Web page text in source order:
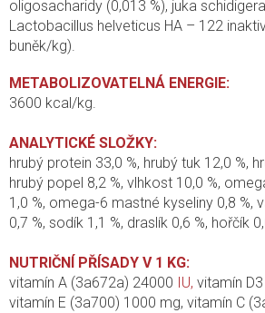
oligosacharidy (0,013 %), juka
Lactobacillus helveticus HA – 122
buněk/kg).
METABOLIZOVATELNÁ ENERGIE:
3600 kcal/kg.
ANALYTICKÉ SLOŽKY:
hrubý protein 33,0 %, hrubý tuk 12,0 %,
hrubý popel 8,2 %, vlhkost 10,0 %,
1,0 %, omega-6 mastné kyseliny 0,8 %,
0,7 %, sodík 1,1 %, draslík 0,6 %, hořčík
NUTRIČNÍ PŘÍSADY V 1 KG:
vitamín A (3a672a) 24000 IU, vitamín
vitamín E (3a700) 1000 mg, vitamín C